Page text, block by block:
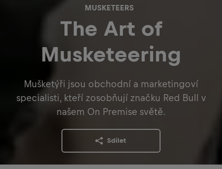
MUSKETEERS
The Art of
Musketeering
Mušketýři jsou obchodní a marketingoví
specialisti, kteří zosobňují značku Red Bull v
našem On Premise světě.
Sdílet